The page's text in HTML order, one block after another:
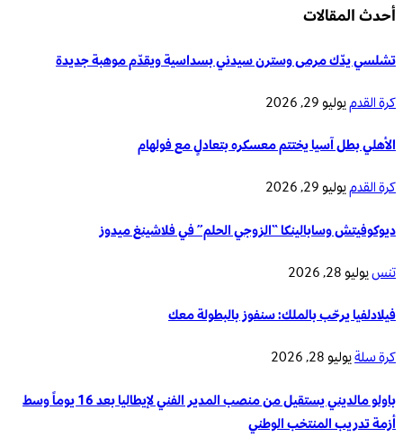
أحدث المقالات
تشلسي يدّك مرمى وسترن سيدني بسداسية ويقدّم موهبة جديدة
كرة القدميوليو 29, 2026
الأهلي بطل آسيا يختتم معسكره بتعادلٍ مع فولهام
كرة القدميوليو 29, 2026
ديوكوفيتش وسابالينكا “الزوجي الحلم” في فلاشينغ ميدوز
تنسيوليو 28, 2026
فيلادلفيا يرحّب بالملك: سنفوز بالبطولة معك
كرة سلةيوليو 28, 2026
باولو مالديني يستقيل من منصب المدير الفني لإيطاليا بعد 16 يوماً وسط
أزمة تدريب المنتخب الوطني